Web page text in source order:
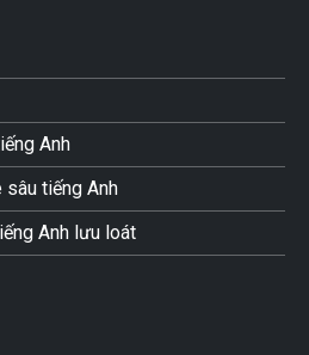
Anh
sâu tiếng Anh
Anh lưu loát